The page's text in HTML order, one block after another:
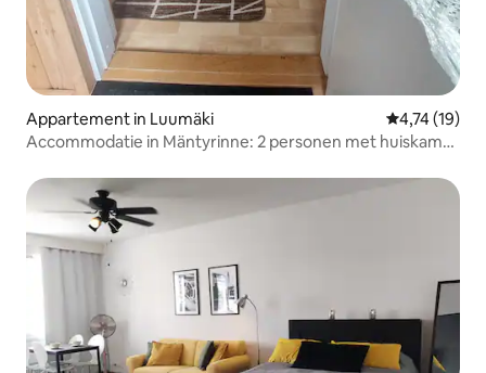
Appartement in Luumäki Gemiddelde
4,74 (19)
Accommodatie in Mäntyrinne: 2 personen met huiskamer